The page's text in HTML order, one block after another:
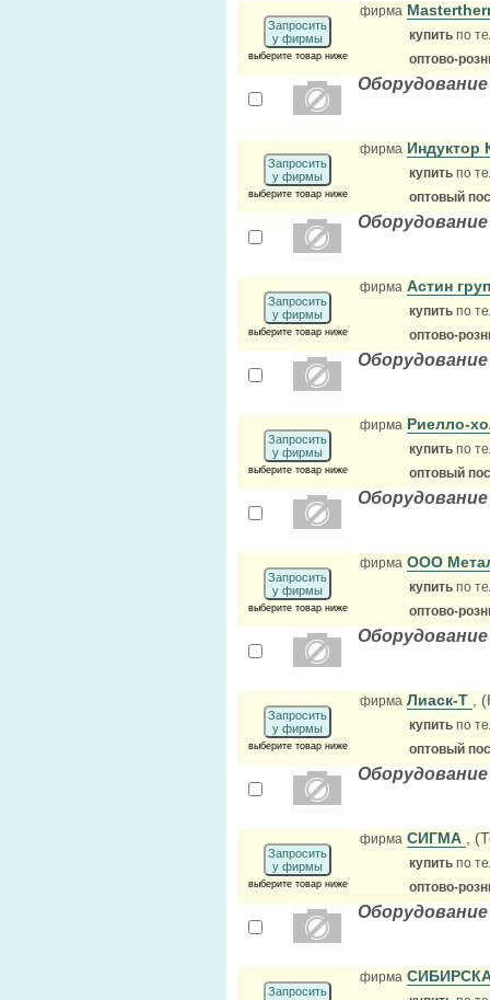
Запросить
у фирмы
выберите товар ниже
фирма
купить по
оптово-
Запросить
у фирмы
выберите товар ниже
фирма
купить по
оптовый
Запросить
у фирмы
выберите товар ниже
фирма Астин
купить по
оптово-
Запросить
у фирмы
выберите товар ниже
фирма Риелло-
купить по
оптовый
Запросить
у фирмы
выберите товар ниже
фирма ООО
купить по
оптово-
Запросить
у фирмы
выберите товар ниже
фирма Лиаск-Т ,
купить по
оптовый
Запросить
у фирмы
выберите товар ниже
фирма СИГМА ,
купить по
оптово-
Запросить
фирма